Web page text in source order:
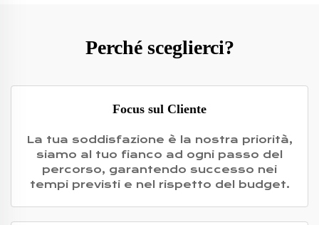
Perché sceglierci?
Focus sul Cliente
La tua soddisfazione è la nostra priorità,
siamo al tuo fianco ad ogni passo del
percorso, garantendo successo nei
tempi previsti e nel rispetto del budget.